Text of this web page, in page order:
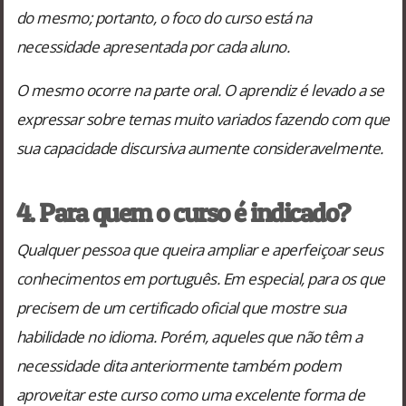
do mesmo; portanto, o foco do curso está na
necessidade apresentada por cada aluno.
O mesmo ocorre na parte oral. O aprendiz é levado a se
expressar sobre temas muito variados fazendo com que
sua capacidade discursiva aumente consideravelmente.
4. Para quem o curso é indicado?
Qualquer pessoa que queira ampliar e aperfeiçoar seus
conhecimentos em português. Em especial, para os que
precisem de um certificado oficial que mostre sua
habilidade no idioma. Porém, aqueles que não têm a
necessidade dita anteriormente também podem
aproveitar este curso como uma excelente forma de